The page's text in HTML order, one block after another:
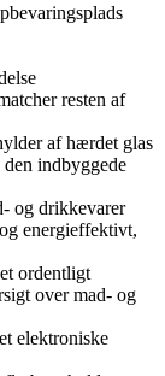
resten af
af hærdet glas
indbyggede
og drikkevarer
energieffektivt,
ordentligt
over mad- og
elektroniske